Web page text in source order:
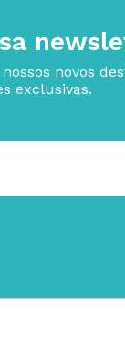
novos
exclusivas.